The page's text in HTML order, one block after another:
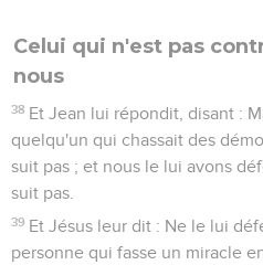
Celui qui n'est pas
nous
38 Et Jean lui répondit, disant :
quelqu'un qui chassait des
suit pas ; et nous le lui avons
suit pas.
39 Et Jésus leur dit : Ne le lui
personne qui fasse un miracle